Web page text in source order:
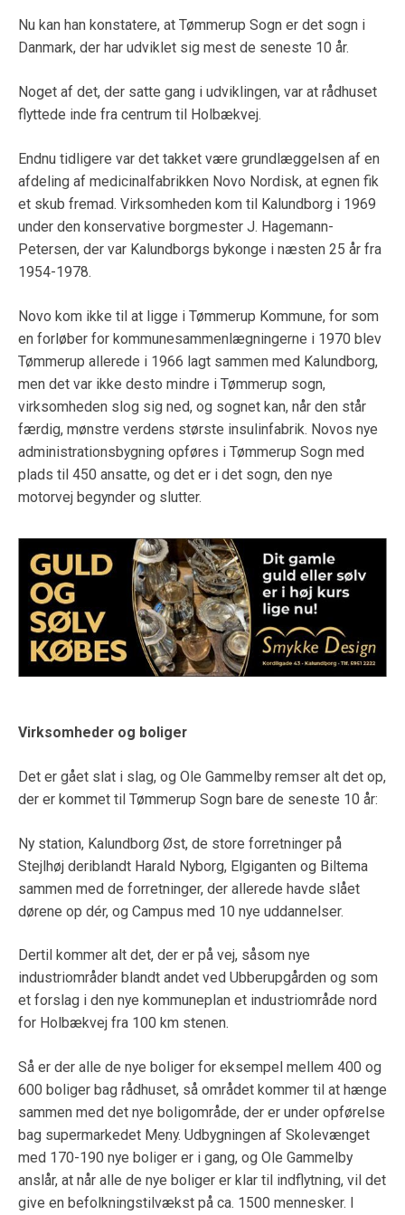
Nu kan han konstatere, at Tømmerup Sogn er det sogn i
Danmark, der har udviklet sig mest de seneste 10 år.
Noget af det, der satte gang i udviklingen, var at rådhuset
flyttede inde fra centrum til Holbækvej.
Endnu tidligere var det takket være grundlæggelsen af en
afdeling af medicinalfabrikken Novo Nordisk, at egnen fik
et skub fremad. Virksomheden kom til Kalundborg i 1969
under den konservative borgmester J. Hagemann-
Petersen, der var Kalundborgs bykonge i næsten 25 år fra
1954-1978.
Novo kom ikke til at ligge i Tømmerup Kommune, for som
en forløber for kommunesammenlægningerne i 1970 blev
Tømmerup allerede i 1966 lagt sammen med Kalundborg,
men det var ikke desto mindre i Tømmerup sogn,
virksomheden slog sig ned, og sognet kan, når den står
færdig, mønstre verdens største insulinfabrik. Novos nye
administrationsbygning opføres i Tømmerup Sogn med
plads til 450 ansatte, og det er i det sogn, den nye
motorvej begynder og slutter.
Virksomheder og boliger
Det er gået slat i slag, og Ole Gammelby remser alt det op,
der er kommet til Tømmerup Sogn bare de seneste 10 år:
Ny station, Kalundborg Øst, de store forretninger på
Stejlhøj deriblandt Harald Nyborg, Elgiganten og Biltema
sammen med de forretninger, der allerede havde slået
dørene op dér, og Campus med 10 nye uddannelser.
Dertil kommer alt det, der er på vej, såsom nye
industriområder blandt andet ved Ubberupgården og som
et forslag i den nye kommuneplan et industriområde nord
for Holbækvej fra 100 km stenen.
Så er der alle de nye boliger for eksempel mellem 400 og
600 boliger bag rådhuset, så området kommer til at hænge
sammen med det nye boligområde, der er under opførelse
bag supermarkedet Meny. Udbygningen af Skolevænget
med 170-190 nye boliger er i gang, og Ole Gammelby
anslår, at når alle de nye boliger er klar til indflytning, vil det
give en befolkningstilvækst på ca. 1500 mennesker. I